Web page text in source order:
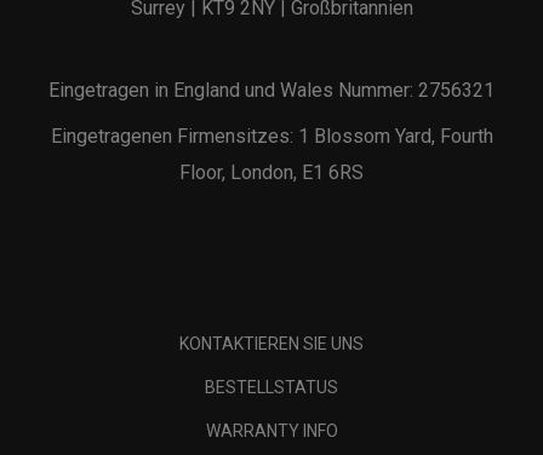
Surrey | KT9 2NY | Großbritannien
Eingetragen in England und Wales Nummer: 2756321
Eingetragenen Firmensitzes: 1 Blossom Yard, Fourth
Floor, London, E1 6RS
KONTAKTIEREN SIE UNS
BESTELLSTATUS
WARRANTY INFO